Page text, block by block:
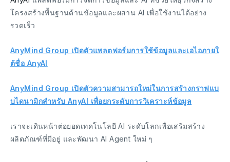
โครงสร้างพื้นฐานด้านข้อมูลและผสาน AI เพื่อใช้งานได้อย่าง
รวดเร็ว
AnyMind Group เปิดตัวแพลตฟอร์มการใช้ข้อมูลและเอไอภายใ
ต้ชื่อ AnyAI
AnyMind Group เปิดตัวความสามารถใหม่ในการสร้างกราฟแบ
บไดนามิกสำหรับ AnyAI เพื่อยกระดับการวิเคราะห์ข้อมูล
เราจะเดินหน้าต่อยอดเทคโนโลยี AI ระดับโลกเพื่อเสริมสร้าง
ผลิตภัณฑ์ที่มีอยู่ และพัฒนา AI Agent ใหม่ ๆ